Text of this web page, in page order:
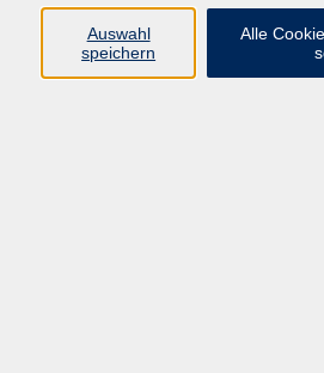
Auswahl
speichern
Alle